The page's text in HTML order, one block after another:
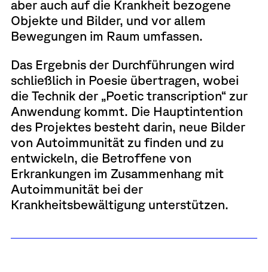
aber auch auf die Krankheit bezogene
Objekte und Bilder, und vor allem
Bewegungen im Raum umfassen.
Das Ergebnis der Durchführungen wird
schließlich in Poesie übertragen, wobei
die Technik der „Poetic transcription“ zur
Anwendung kommt. Die Hauptintention
des Projektes besteht darin, neue Bilder
von Autoimmunität zu finden und zu
entwickeln, die Betroffene von
Erkrankungen im Zusammenhang mit
Autoimmunität bei der
Krankheitsbewältigung unterstützen.